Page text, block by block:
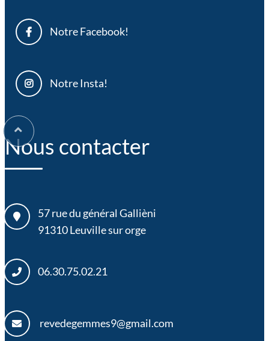
Notre Facebook!
Notre Insta!
Nous contacter
57 rue du général Gallièni
91310Leuville sur orge
06.30.75.02.21
revedegemmes9@gmail.com